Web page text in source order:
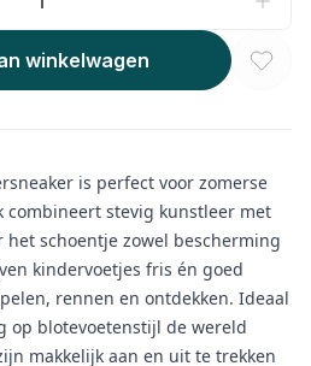
winkelwagen
is perfect voor zomerse
combineert stevig kunstleer met
schoentje zowel bescherming
kindervoetjes fris én goed
rennen en ontdekken. Ideaal
op blotevoetenstijl de wereld
makkelijk aan en uit te trekken